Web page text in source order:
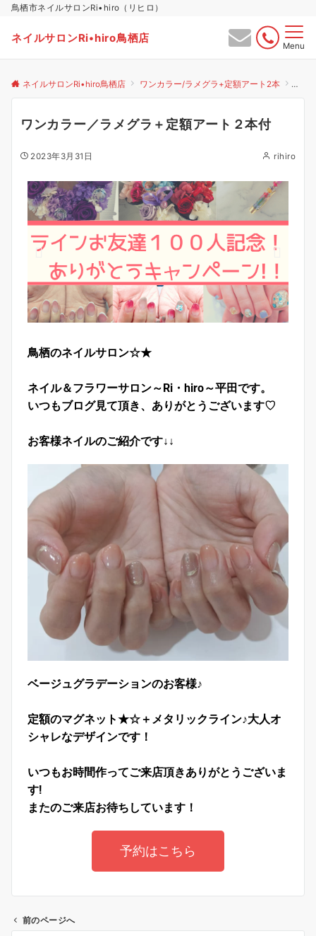
鳥栖市ネイルサロンRi•hiro（リヒロ）
ネイルサロンRi•hiro鳥栖店
Menu
ネイルサロンRi•hiro鳥栖店 ワンカラー/ラメグラ+定額アート2本 ワン
ワンカラー／ラメグラ＋定額アート２本付
2023年3月31日 rihiro
鳥栖のネイルサロン☆★
ネイル＆フラワーサロン～Ri・hiro～平田です。
いつもブログ見て頂き、ありがとうございます♡
お客様ネイルのご紹介です↓↓
ベージュグラデーションのお客様♪
定額のマグネット★☆＋メタリックライン♪大人オ
シャレなデザインです！
いつもお時間作ってご来店頂きありがとうございま
す!
またのご来店お待ちしています！
予約はこちら
前のページへ